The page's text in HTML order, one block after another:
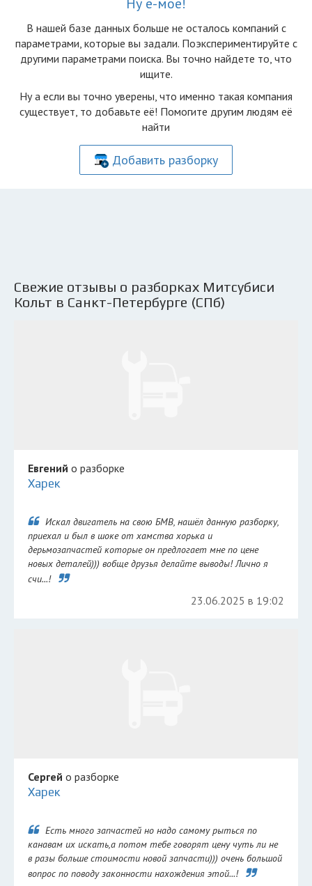
В нашей базе данных больше не осталоcь компаний с
параметрами, которые вы задали. Поэкспериментируйте с
другими параметрами поиска. Вы точно найдете то, что
ищите.
Ну а если вы точно уверены, что именно такая компания
существует, то добавьте её! Помогите другим людям её
найти
Добавить разборку
Свежие отзывы о разборках Митсубиси
Кольт в Санкт-Петербурге (СПб)
Евгений о разборке
Харек
Искал двигатель на свою БМВ, нашёл данную разборку,
приехал и был в шоке от хамства хорька и
дерьмозапчастей которые он предлогает мне по цене
новых деталей))) вобще друзья делайте выводы! Лично я
счи...!
23.06.2025 в 19:02
Сергей о разборке
Харек
Есть много запчастей но надо самому рыться по
канавам их искать,а потом тебе говорят цену чуть ли не
в разы больше стоимости новой запчасти))) очень большой
вопрос по поводу законности нахождения этой...!